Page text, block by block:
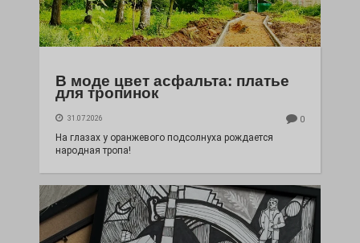
В моде цвет асфальта: платье
для тропинок
31.07.2026 0
На глазах у оранжевого подсолнуха рождается
народная тропа!